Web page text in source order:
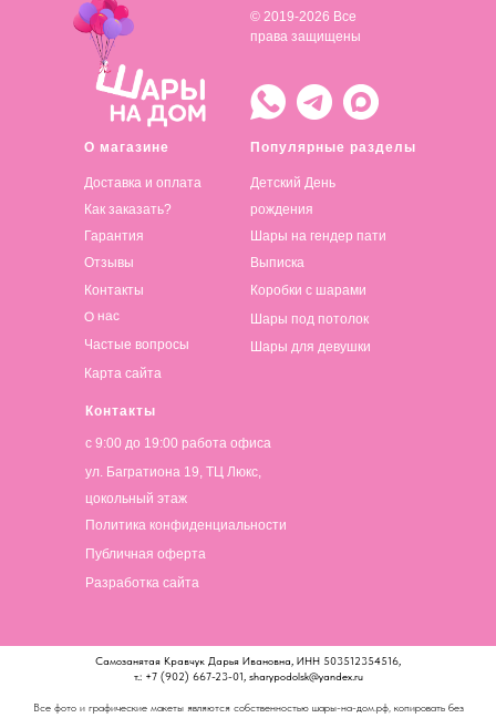
О магазине
Доставка и оплата
Популярные разделы
Детский День
рождения
Контакты
© 2019-2026 Все
права защищены
Как заказать?
Гарантия
Отзывы
Контакты
О нас
Частые вопросы
Карта сайта
Шары на гендер пати
Выписка
Коробки с шарами
Шары под потолок
Шары для девушки
с 9:00 до 19:00 работа офиса
ул. Багратиона 19, ТЦ Люкс,
цокольный этаж
Политика конфиденциальности
Публичная оферта
Разработка сайта
Самозанятая Кравчук Дарья Ивановна, ИНН 503512354516,
т.: +7 (902) 667-23-01, sharypodolsk@yandex.ru
Все фото и графические макеты являются собственностью шары-на-дом.рф, копировать без